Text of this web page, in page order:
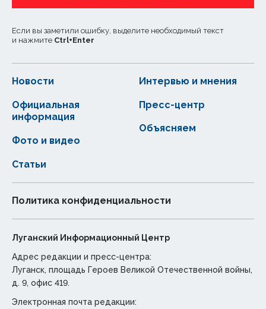
Если вы заметили ошибку, выделите необходимый текст
и нажмите Ctrl+Enter
Новости
Статьи
Официальная
информация
Интервью и мнения
Фото и видео
Пресс-центр
Объясняем
Политика конфиденциальности
Луганский Информационный Центр
Адрес редакции и пресс-центра:
Луганск, площадь Героев Великой Отечественной войны,
д. 9, офис 419.
Электронная почта редакции: